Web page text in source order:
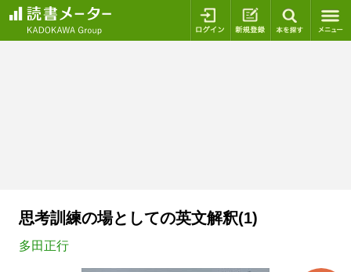
ログイン 新規登録
思考訓練の場としての英文解釈(1)
多田正行